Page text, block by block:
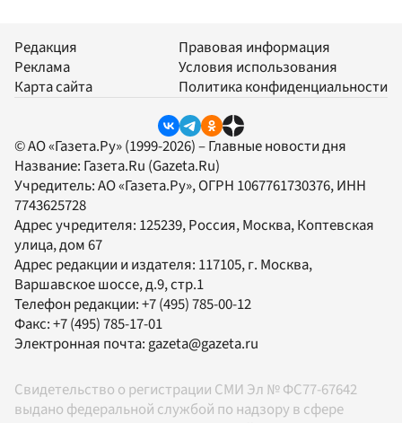
Редакция
Реклама
Карта сайта
Правовая информация
Условия использования
Политика конфиденциальности
© АО «Газета.Ру» (1999-2026) – Главные новости дня
Название: Газета.Ru (Gazeta.Ru)
Учредитель:АО «Газета.Ру», ОГРН 1067761730376, ИНН
7743625728
Адрес учредителя: 125239, Россия, Москва, Коптевская
улица, дом 67
Адрес редакции и издателя: 117105, г. Москва,
Варшавское шоссе, д.9, стр.1
Телефон редакции:+7 (495) 785-00-12
Факс:+7 (495) 785-17-01
Электронная почта:gazeta@gazeta.ru
Свидетельство о регистрации СМИ Эл № ФС77-67642
выдано федеральной службой по надзору в сфере